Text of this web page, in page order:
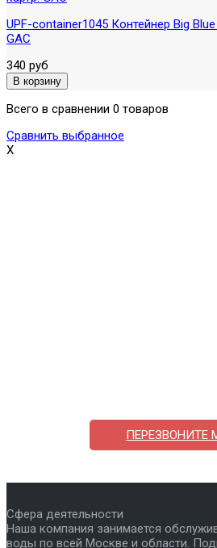
UPF-container1045 Контейнер Big
GAC
340 руб
Всего в сравнении 0 товаров
Сравнить выбранное
X
ПЕРЕЗВОНИТЕ
Сфера деятельности
Наша компания занимается
воды по всей Москве и области.